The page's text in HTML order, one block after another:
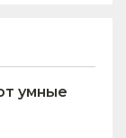
умные